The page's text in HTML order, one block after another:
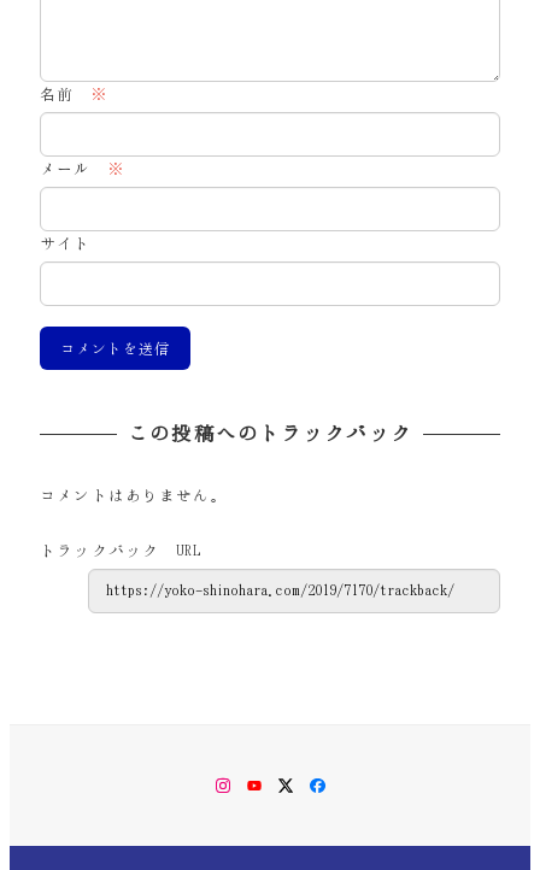
名前 ※
メール ※
サイト
この投稿へのトラックバック
コメントはありません。
トラックバック URL
Instagram
YouTubeTwitterFacebook